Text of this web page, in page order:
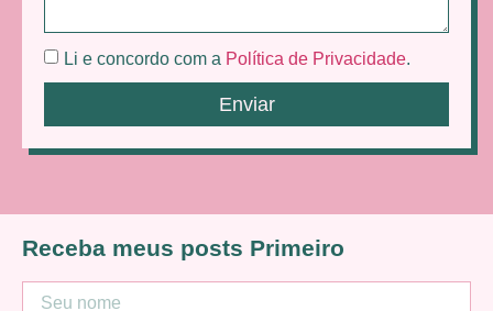
Li e concordo com a Política de Privacidade.
Enviar
Receba meus posts Primeiro